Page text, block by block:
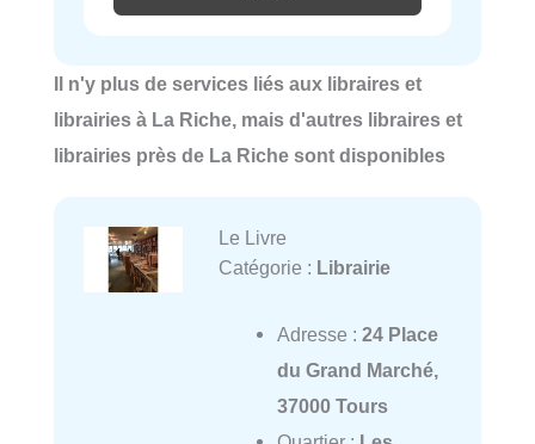
Il n'y plus de services liés aux libraires et
librairies à La Riche, mais d'autres libraires et
librairies près de La Riche sont disponibles
Le Livre
Catégorie : Librairie
Adresse : 24 Place
du Grand Marché,
37000 Tours